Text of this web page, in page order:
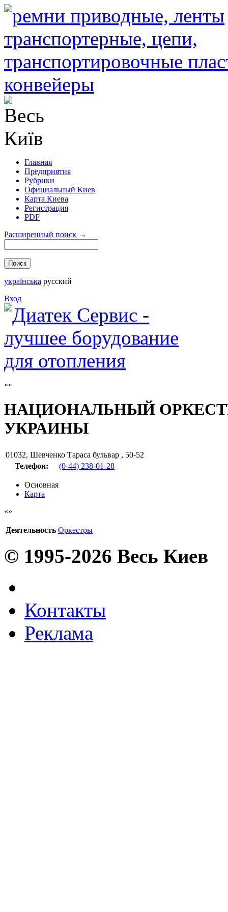
Главная
Предприятия
Рубрики
Официальный Киев
Карта Киева
Регистрация
PDF
Расширенный поиск →
українська русский
Вход
НАЦИОНАЛЬНЫЙ
УКРАИНЫ
01032, Шевченко Тараса бульвар , 50-52
Телефон:
(0-44) 238-01-28
Основная
Карта
Деятельность Оркестры
© 1995-2026 Весь Киев
Контакты
Реклама